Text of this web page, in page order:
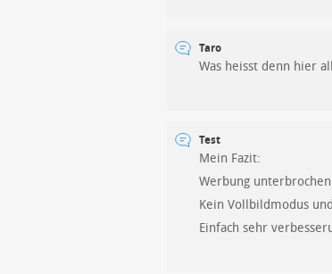
Taro
Was heisst denn hier
Test
Mein Fazit:
Werbung
Kein Vollbildmodus
Einfach sehr